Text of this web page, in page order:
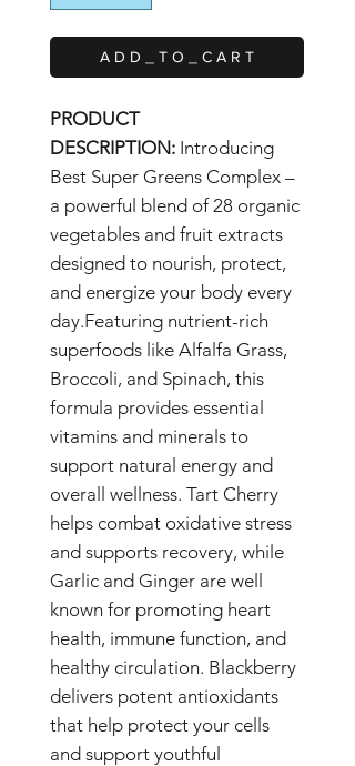
A D D _ T O _ C A R T
PRODUCT
DESCRIPTION: Introducing
Best Super Greens Complex –
a powerful blend of 28 organic
vegetables and fruit extracts
designed to nourish, protect,
and energize your body every
day.Featuring nutrient-rich
superfoods like Alfalfa Grass,
Broccoli, and Spinach, this
formula provides essential
vitamins and minerals to
support natural energy and
overall wellness. Tart Cherry
helps combat oxidative stress
and supports recovery, while
Garlic and Ginger are well
known for promoting heart
health, immune function, and
healthy circulation. Blackberry
delivers potent antioxidants
that help protect your cells
and support youthful